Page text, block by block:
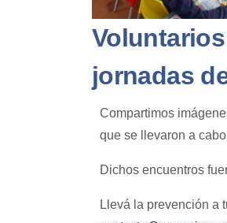
jornadas
Compartimos
que se llevaron a
Dichos encuentros
Llevá la prevención a